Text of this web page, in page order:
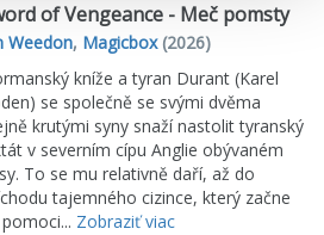
of Vengeance - Meč pomsty
Weedon, Magicbox(2026)
kníže a tyran Durant (Karel
se společně se svými dvěma
krutými syny snaží nastolit tyranský
v severním cípu Anglie obývaném
To se mu relativně daří, až do
tajemného cizince, který začne
Zobraziť viac